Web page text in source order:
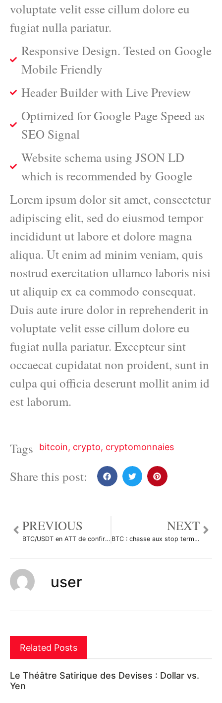
voluptate velit esse cillum dolore eu
fugiat nulla pariatur.
Responsive Design. Tested on Google
Mobile Friendly
Header Builder with Live Preview
Optimized for Google Page Speed as
SEO Signal
Website schema using JSON LD
which is recommended by Google
Lorem ipsum dolor sit amet, consectetur
adipiscing elit, sed do eiusmod tempor
incididunt ut labore et dolore magna
aliqua. Ut enim ad minim veniam, quis
nostrud exercitation ullamco laboris nisi
ut aliquip ex ea commodo consequat.
Duis aute irure dolor in reprehenderit in
voluptate velit esse cillum dolore eu
fugiat nulla pariatur. Excepteur sint
occaecat cupidatat non proident, sunt in
culpa qui officia deserunt mollit anim id
est laborum.
Tags bitcoin, crypto, cryptomonnaies
Share this post:
PREVIOUS
BTC/USDT en ATT de confirmation haussière. par YohannTrad-Crypto
NEXT
BTC : chasse aux stop terminée. par Le-tradeur-de-fortune-and-co
user
Related Posts
Le Théâtre Satirique des Devises : Dollar vs.
Yen